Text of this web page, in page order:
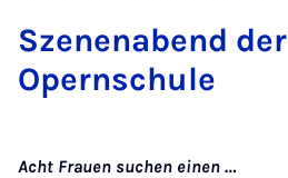
Szenenabend der
Opernschule
Acht Frauen suchen einen …